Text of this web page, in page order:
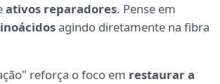
ativos reparadores. Pense em
agindo diretamente na fibra
reforça o foco em restaurar a